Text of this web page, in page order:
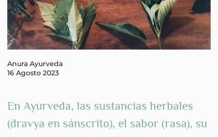
Anura Ayurveda
16 Agosto 2023
En Ayurveda, las sustancias herbales
(dravya en sánscrito), el sabor (rasa), su